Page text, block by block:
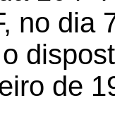
no dia
de